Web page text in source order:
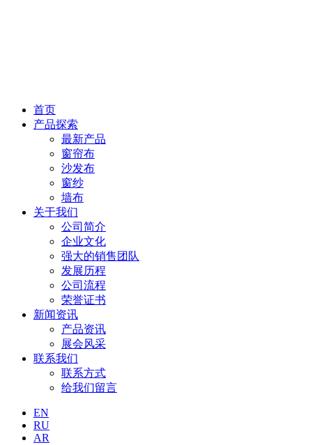
首页
产品探索
最新产品
窗帘布
沙发布
窗纱
墙布
关于我们
公司简介
企业文化
强大的销售团队
发展历程
公司流程
荣誉证书
新闻资讯
产品资讯
展会风采
联系我们
联系方式
给我们留言
EN
RU
AR